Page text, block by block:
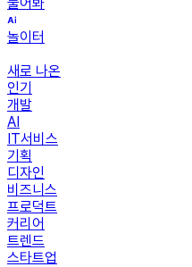
놀이터
새로 나온
인기
개발
AI
IT서비스
기획
디자인
비즈니스
프로덕트
커리어
트렌드
스타트업